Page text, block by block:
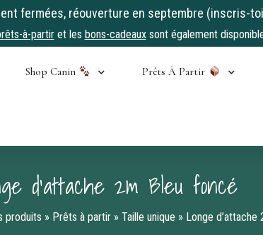
fermées, réouverture en septembre (inscris-
à-partiret les bons-cadeauxsont également
Shop Canin Prêts À Partir
d’attache 2m Bleu foncé
produits » Prêts à partir » Taille unique » Longe d’attache